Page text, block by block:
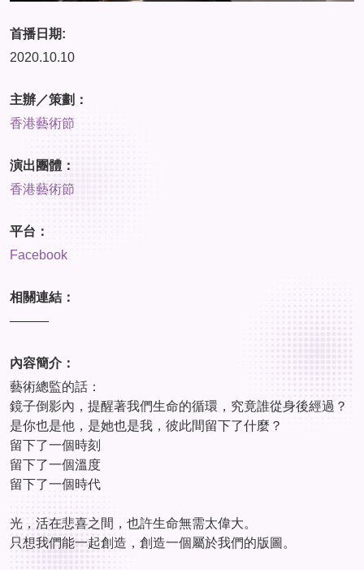
首播日期:
2020.10.10
主辦／策劃：
香港藝術節
演出團體：
香港藝術節
平台：
Facebook
相關連結：
———
內容簡介：
藝術總監的話：
鏡子倒影內，提醒著我們生命的循環，究竟誰從身後經過？
是你也是他，是她也是我，彼此間留下了什麼？
留下了一個時刻
留下了一個溫度
留下了一個時代
光，活在悲喜之間，也許生命無需太偉大。
只想我們能一起創造，創造一個屬於我們的版圖。